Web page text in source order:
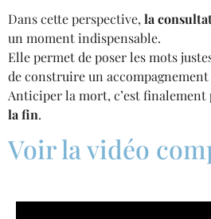
Dans cette perspective, la
un moment indispensable.
Elle permet de poser les mots
de construire un
Anticiper la mort, c’est finalement
la fin.
Voir la vidéo